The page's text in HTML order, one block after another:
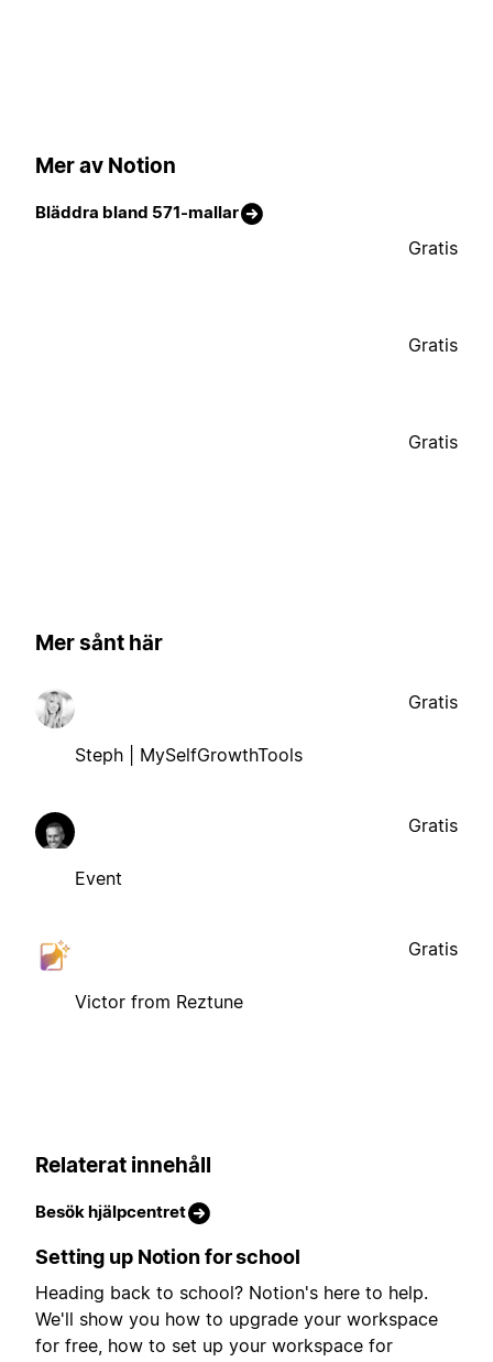
Mer av Notion
Bläddra bland 571-mallar
Gratis
Gratis
Gratis
Mer sånt här
Steph | MySelfGrowthTools
Gratis
Event
Gratis
Victor from Reztune
Gratis
Relaterat innehåll
Besök hjälpcentret
Setting up Notion for school
Heading back to school? Notion's here to help.
We'll show you how to upgrade your workspace
for free, how to set up your workspace for